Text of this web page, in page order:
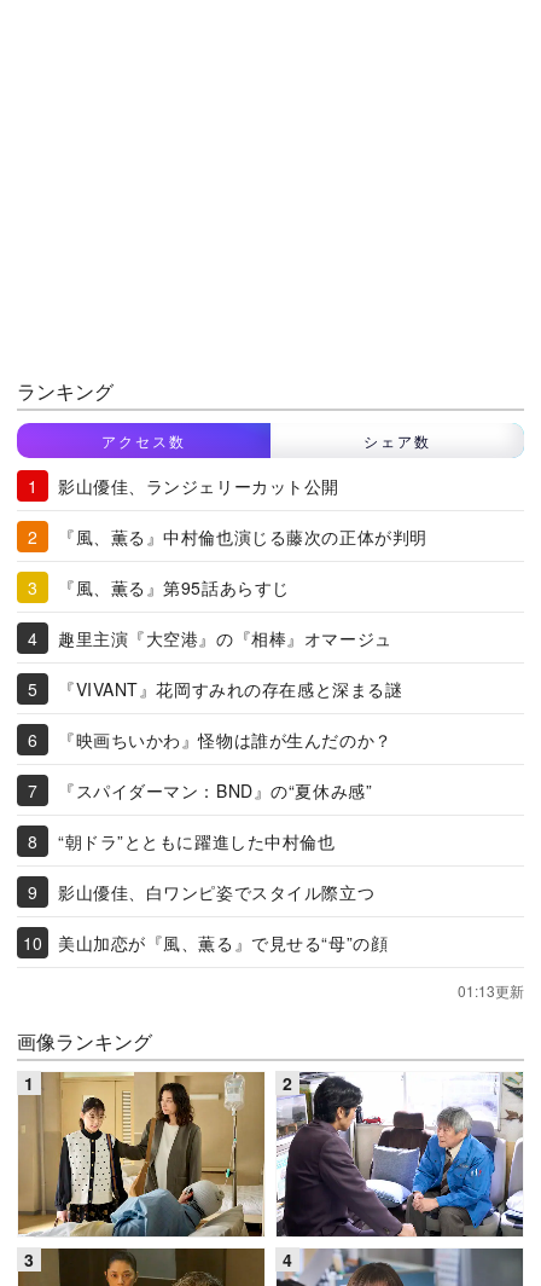
ランキング
アクセス数 シェア数
影山優佳、ランジェリーカット公開
『風、薫る』中村倫也演じる藤次の正体が判明
『風、薫る』第95話あらすじ
趣里主演『大空港』の『相棒』オマージュ
『VIVANT』花岡すみれの存在感と深まる謎
『映画ちいかわ』怪物は誰が生んだのか？
『スパイダーマン：BND』の“夏休み感”
“朝ドラ”とともに躍進した中村倫也
影山優佳、白ワンピ姿でスタイル際立つ
美山加恋が『風、薫る』で見せる“母”の顔
01:13更新
画像ランキング